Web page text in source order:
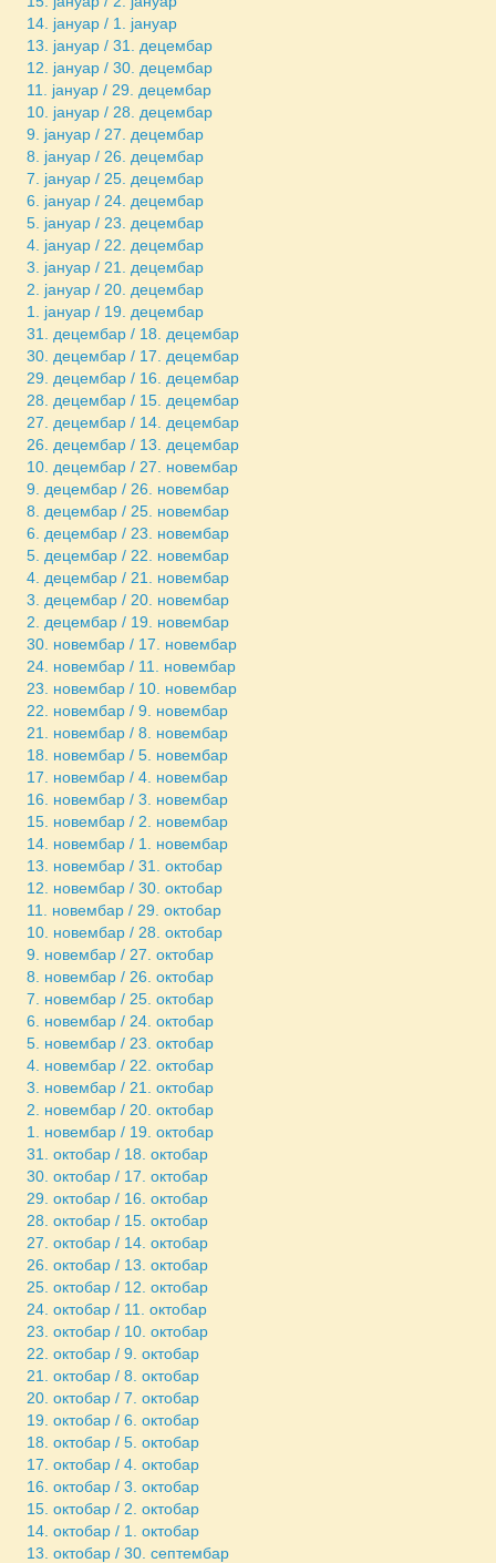
14. јануар / 1. јануар
13. јануар / 31. децембар
12. јануар / 30. децембар
11. јануар / 29. децембар
10. јануар / 28. децембар
9. јануар / 27. децембар
8. јануар / 26. децембар
7. јануар / 25. децембар
6. јануар / 24. децембар
5. јануар / 23. децембар
4. јануар / 22. децембар
3. јануар / 21. децембар
2. јануар / 20. децембар
1. јануар / 19. децембар
31. децембар / 18. децембар
30. децембар / 17. децембар
29. децембар / 16. децембар
28. децембар / 15. децембар
27. децембар / 14. децембар
26. децембар / 13. децембар
10. децембар / 27. новембар
9. децембар / 26. новембар
8. децембар / 25. новембар
6. децембар / 23. новембар
5. децембар / 22. новембар
4. децембар / 21. новембар
3. децембар / 20. новембар
2. децембар / 19. новембар
30. новембар / 17. новембар
24. новембар / 11. новембар
23. новембар / 10. новембар
22. новембар / 9. новембар
21. новембар / 8. новембар
18. новембар / 5. новембар
17. новембар / 4. новембар
16. новембар / 3. новембар
15. новембар / 2. новембар
14. новембар / 1. новембар
13. новембар / 31. октобар
12. новембар / 30. октобар
11. новембар / 29. октобар
10. новембар / 28. октобар
9. новембар / 27. октобар
8. новембар / 26. октобар
7. новембар / 25. октобар
6. новембар / 24. октобар
5. новембар / 23. октобар
4. новембар / 22. октобар
3. новембар / 21. октобар
2. новембар / 20. октобар
1. новембар / 19. октобар
31. октобар / 18. октобар
30. октобар / 17. октобар
29. октобар / 16. октобар
28. октобар / 15. октобар
27. октобар / 14. октобар
26. октобар / 13. октобар
25. октобар / 12. октобар
24. октобар / 11. октобар
23. октобар / 10. октобар
22. октобар / 9. октобар
21. октобар / 8. октобар
20. октобар / 7. октобар
19. октобар / 6. октобар
18. октобар / 5. октобар
17. октобар / 4. октобар
16. октобар / 3. октобар
15. октобар / 2. октобар
14. октобар / 1. октобар
13. октобар / 30. септембар